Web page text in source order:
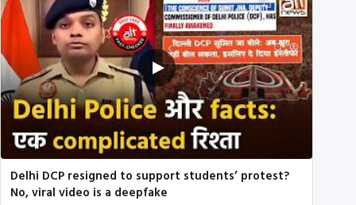
Delhi DCP resigned to support students’ protest?
No, viral video is a deepfake